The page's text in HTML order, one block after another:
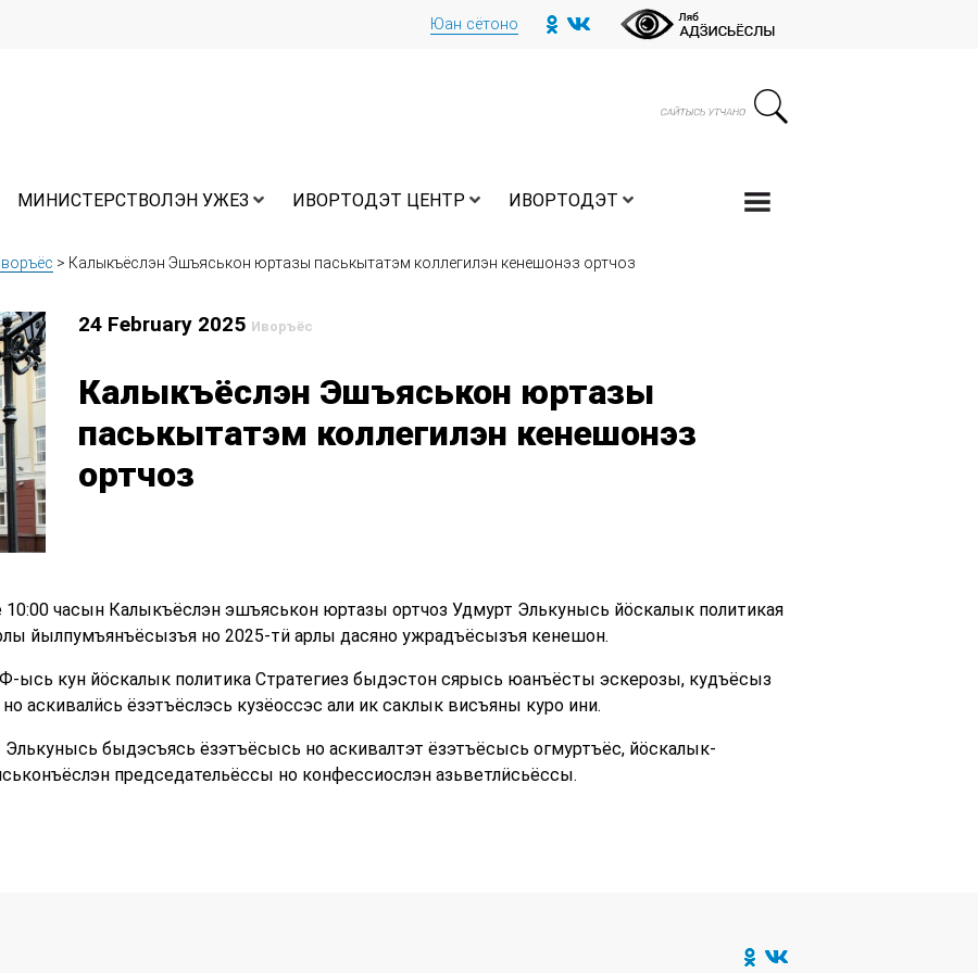
Юан сётоно
МИНИСТЕРСТВОЛЭН УЖЕЗ ИВОРТОДЭТ ЦЕНТР ИВОРТОДЭТ
> Калыкъёслэн Эшъяськон юртазы паськытатэм коллегилэн кенешонэз ортчоз
24 February 2025 Иворъёс
Калыкъёслэн Эшъяськон юртазы
паськытатэм коллегилэн кенешонэз
ортчоз
10:00 часын Калыкъёслэн эшъяськон юртазы ортчоз Удмурт Элькунысь йӧскалык политикая
йылпумъянъёсызъя но 2025-тӥ арлы дасяно ужрадъёсызъя кенешон.
ысь кун йӧскалык политика Стратегиез быдэстон сярысь юанъёсты эскерозы, кудъёсыз
аскивалӥсь ёзэтъёслэсь кузёоссэс али ик саклык висъяны куро ини.
быдэсъясь ёзэтъёсысь но аскивалтэт ёзэтъёсысь огмуртъёс, йӧскалык-
председательёссы но конфессиослэн азьветлӥсьёссы.